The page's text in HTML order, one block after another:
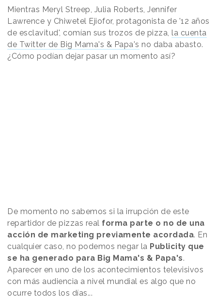
Mientras Meryl Streep, Julia Roberts, Jennifer
Lawrence y Chiwetel Ejiofor, protagonista de '12 años
de esclavitud', comían sus trozos de pizza, la cuenta
de Twitter de Big Mama's & Papa's no daba abasto.
¿Cómo podían dejar pasar un momento así?
De momento no sabemos si la irrupción de este
repartidor de pizzas real forma parte o no de una
acción de marketing previamente acordada. En
cualquier caso, no podemos negar la Publicity que
se ha generado para Big Mama's & Papa's.
Aparecer en uno de los acontecimientos televisivos
con más audiencia a nivel mundial es algo que no
ocurre todos los días...